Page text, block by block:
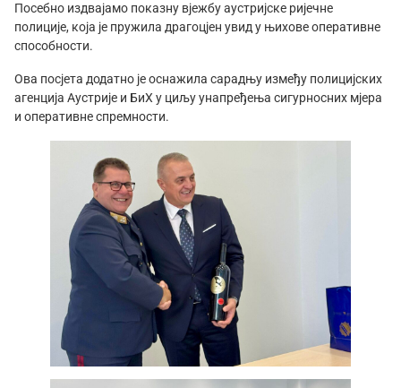
Посебно издвајамо показну вјежбу аустријске ријечне
полиције, која је пружила драгоцјен увид у њихове оперативне
способности.
Ова посјета додатно је оснажила сарадњу између полицијских
агенција Аустрије и БиХ у циљу унапређења сигурносних мјера
и оперативне спремности.